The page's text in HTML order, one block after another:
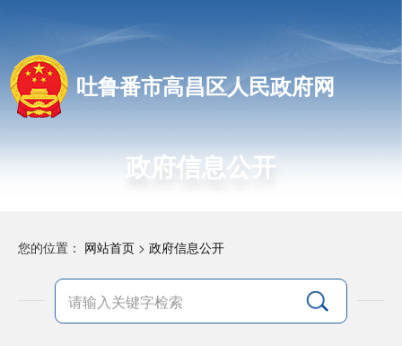
吐鲁番市高昌区人民政府网
政府信息公开
您的位置： 网站首页 > 政府信息公开